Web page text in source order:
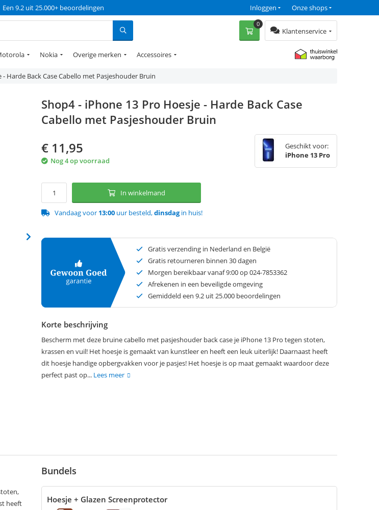
Een 9.2 uit 25.000+ beoordelingen Onze shops
Inloggen
Klantenservice
0
Nokia Overige merken Accessoires
Harde Back Case Cabello met Pasjeshouder Bruin
Shop4 - iPhone 13 Pro Hoesje - Harde Back Case
Cabello met Pasjeshouder Bruin
€ 11,95
Nog 4 op voorraad
Geschikt voor:
iPhone 13 Pro
In winkelmand
Vandaag voor 13:00 uur besteld,dinsdagin huis!
Gratis verzending in Nederland en België
Gratis retourneren binnen 30 dagen
Morgen bereikbaar vanaf 9:00 op 024-7853362
Afrekenen in een beveiligde omgeving
Gemiddeld een 9.2 uit 25.000 beoordelingen
Korte beschrijving
Bescherm met deze bruine cabello met pasjeshouder back case je iPhone 13 Pro tegen stoten,
krassen en vuil! Het hoesje is gemaakt van kunstleer en heeft een leuk uiterlijk! Daarnaast heeft
dit hoesje handige opbergvakken voor je pasjes! Het hoesje is op maat gemaakt waardoor deze
perfect past op... Lees meer
heeft
Bundels
Hoesje + Glazen Screenprotector